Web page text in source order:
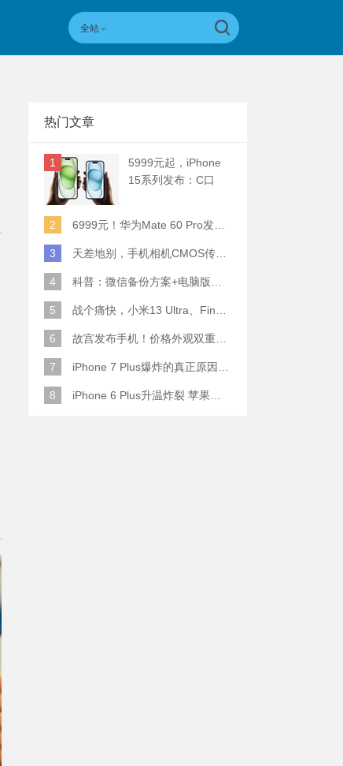
全站
热门文章
1
5999元起，iPhone
15系列发布：C口
2
6999元！华为Mate 60 Pro发布：麒麟9000S+卫星通话 (附初步跑分)
3 天差地别，手机相机CMOS传感器实际面积对比
4 科普：微信备份方案+电脑版丢失数据恢复指南
5 战个痛快，小米13 Ultra、Find X6 Pro、vivo X90 Pro+、小米12SU拍照横评
6 故宫发布手机！价格外观双重逆天！
7 iPhone 7 Plus爆炸的真正原因原来是这样
8 iPhone 6 Plus升温炸裂 苹果赔了一部全新的